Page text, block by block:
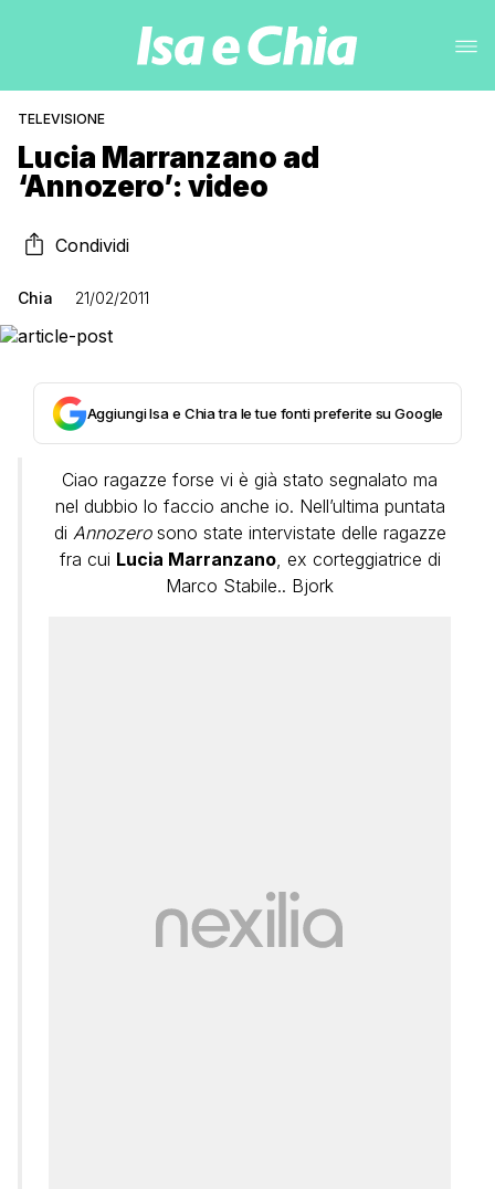
TELEVISIONE
Lucia Marranzano ad
‘Annozero’: video
Condividi
Chia 21/02/2011
Aggiungi Isa e Chia tra le tue fonti preferite su Google
Ciao ragazze forse vi è già stato segnalato ma
nel dubbio lo faccio anche io. Nell’ultima puntata
di Annozerosono state intervistate delle ragazze
fra cui Lucia Marranzano, ex corteggiatrice di
Marco Stabile.. Bjork